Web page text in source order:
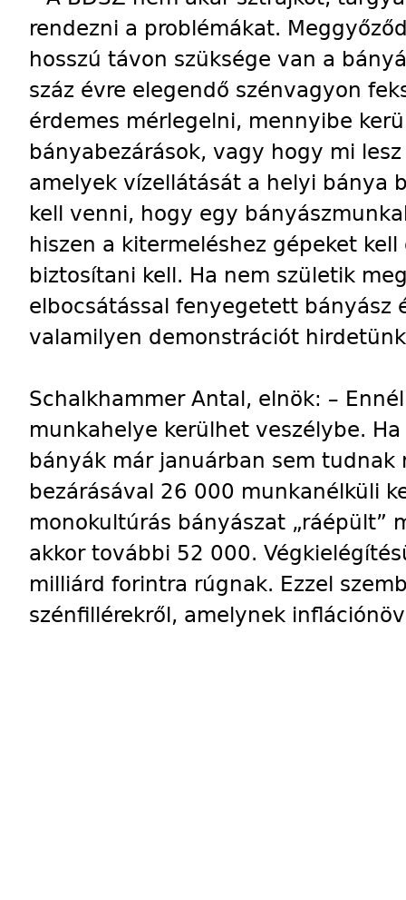
rendezni a problémákat.
hosszú távon szüksége van a
száz évre elegendő szénvagyon
érdemes mérlegelni, mennyibe
bányabezárások, vagy hogy mi
amelyek vízellátását a helyi bánya
kell venni, hogy egy
hiszen a kitermeléshez gépeket
biztosítani kell. Ha nem születik
elbocsátással fenyegetett bányász
valamilyen demonstrációt
Schalkhammer Antal, elnök: –
munkahelye kerülhet veszélybe.
bányák már januárban sem tudnak
bezárásával 26 000 munkanélküli
monokultúrás bányászat „ráépült”
akkor további 52 000.
milliárd forintra rúgnak. Ezzel
szénfillérekről, amelynek